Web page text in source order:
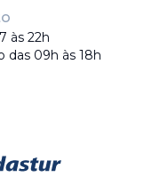
às 22h
das 09h às 18h